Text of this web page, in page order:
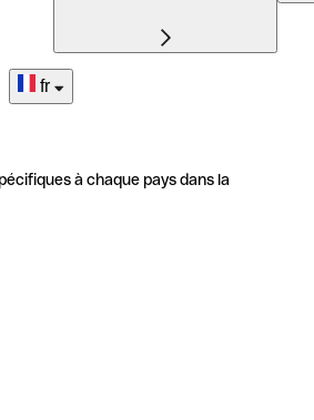
fr
à chaque pays dans la